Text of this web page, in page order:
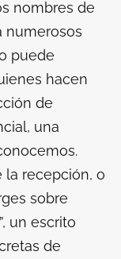
nombres de
numerosos
puede
hacen
de
una
la recepción, o
sobre
un escrito
de